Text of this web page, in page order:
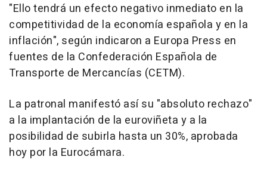
"Ello tendrá un efecto negativo inmediato en la
competitividad de la economía española y en la
inflación", según indicaron a Europa Press en
fuentes de la Confederación Española de
Transporte de Mercancías (CETM).
La patronal manifestó así su "absoluto rechazo"
a la implantación de la euroviñeta y a la
posibilidad de subirla hasta un 30%, aprobada
hoy por la Eurocámara.